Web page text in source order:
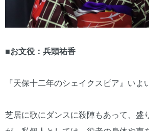
■お文役：兵頭祐香
『天保十二年のシェイクスピア』いよ
芝居に歌にダンスに殺陣もあって、盛